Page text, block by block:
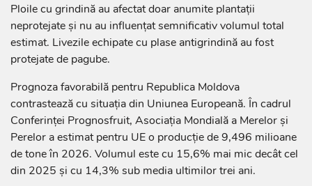
Ploile cu grindină au afectat doar anumite plantații
neprotejate și nu au influențat semnificativ volumul total
estimat. Livezile echipate cu plase antigrindină au fost
protejate de pagube.
Prognoza favorabilă pentru Republica Moldova
contrastează cu situația din Uniunea Europeană. În cadrul
Conferinței Prognosfruit, Asociația Mondială a Merelor și
Perelor a estimat pentru UE o producție de 9,496 milioane
de tone în 2026. Volumul este cu 15,6% mai mic decât cel
din 2025 și cu 14,3% sub media ultimilor trei ani.